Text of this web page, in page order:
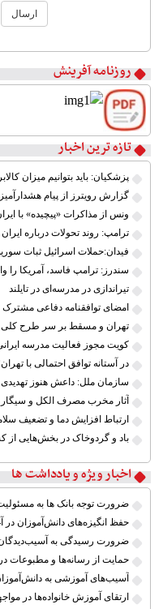
ارسال
روزنامه آفرینش
۲
۳
۴
۵
۶
۷
۸
تازه ترین اخبار
پزشکیان: باید بتوانیم میزان
ترامپ: روند تحولات درباره
فیدان:حملات اسرائیل ثبات
سندرز: ترامپ فاسد، آمریکا را
تیراندازی در مدرسه‌ای در تایلند
امضای توافقنامه دفاعی
تهران و مسقط بر سر طرح کلی
کویت مجوز فعالیت مدرسه
در آستانه توافق احتمالی با
سازمان ملل: داعش هنوز
آثار مخرب مصرف الکل و سیگار
ارتباط افزایش دما و تضعیف
باد و گردوخاک در بخش‌هایی از
اخبار ویژه و یادداشت ها
ضرورت توجه بانک ها به
حفظ انگیزه‌های دانش‌آموزان در
ضرورت رسیدگی به آسیب‌دیدگان
حمایت از رسانه‌ها و مطبوعات
آسیب‌های آموزشی به
ارتقای آموزش خانواده‌ها در